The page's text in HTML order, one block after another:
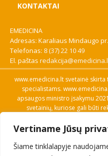
Vertiname Jūsų
Šiame tinklalapyje
KONTAKTAI
EMEDICINA
Adresas: Karaliaus Mindaugo
Telefonas: 8 (37) 22 10 49
El. paštas
www.emedicina.lt svetainė
specialistams.
apsaugos ministro įsakymu
svetainių, kuriose gali būti
savo profesinę kvalifikaciją.
pagalbos priemonių kainų
priežiūros ar farmacijos